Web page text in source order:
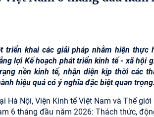
triển khai các giải pháp nhằm hiện
lợi Kế hoạch phát triển kinh tế - xã hội
nền kinh tế, nhận diện kịp thời các
hiệu quả có ý nghĩa đặc biệt quan trọng.
Nội, Viện Kinh tế Việt Nam và Thế
6 tháng đầu năm 2026: Thách thức,